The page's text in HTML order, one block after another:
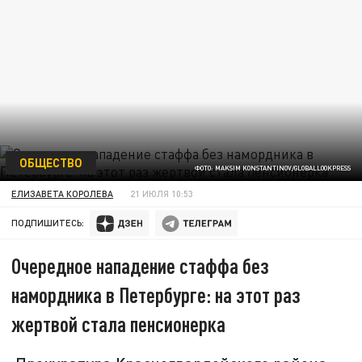
ФОТО: MAKSIM KONSTANTINOV/GLOBALLOOKPRESS
ОБЩЕСТВО
ЕЛИЗАВЕТА КОРОЛЕВА 21 ИЮЛЯ 10:53
ПОДПИШИТЕСЬ:
Очередное нападение стаффа без
намордника в Петербурге: на этот раз
жертвой стала пенсионерка